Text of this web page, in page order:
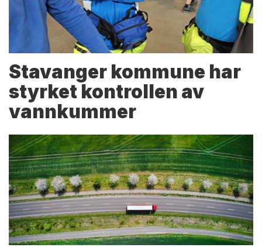
Stavanger kommune har
styrket kontrollen av
vannkummer